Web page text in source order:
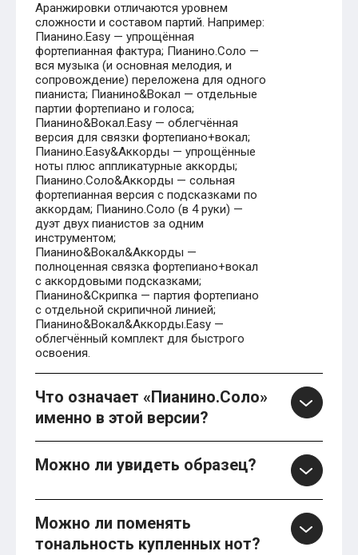
Аранжировки отличаются уровнем
сложности и составом партий. Например:
Пианино.Easy — упрощённая
фортепианная фактура; Пианино.Соло —
вся музыка (и основная мелодия, и
сопровождение) переложена для одного
пианиста; Пианино&Вокал — отдельные
партии фортепиано и голоса;
Пианино&Вокал.Easy — облегчённая
версия для связки фортепиано+вокал;
Пианино.Easy&Аккорды — упрощённые
ноты плюс аппликатурные аккорды;
Пианино.Соло&Аккорды — сольная
фортепианная версия с подсказками по
аккордам; Пианино.Соло (в 4 руки) —
дуэт двух пианистов за одним
инструментом;
Пианино&Вокал&Аккорды —
полноценная связка фортепиано+вокал
с аккордовыми подсказками;
Пианино&Скрипка — партия фортепиано
с отдельной скрипичной линией;
Пианино&Вокал&Аккорды.Easy —
облегчённый комплект для быстрого
освоения.
Что означает «Пианино.Соло»
именно в этой версии?
Можно ли увидеть образец?
Можно ли поменять
тональность купленных нот?